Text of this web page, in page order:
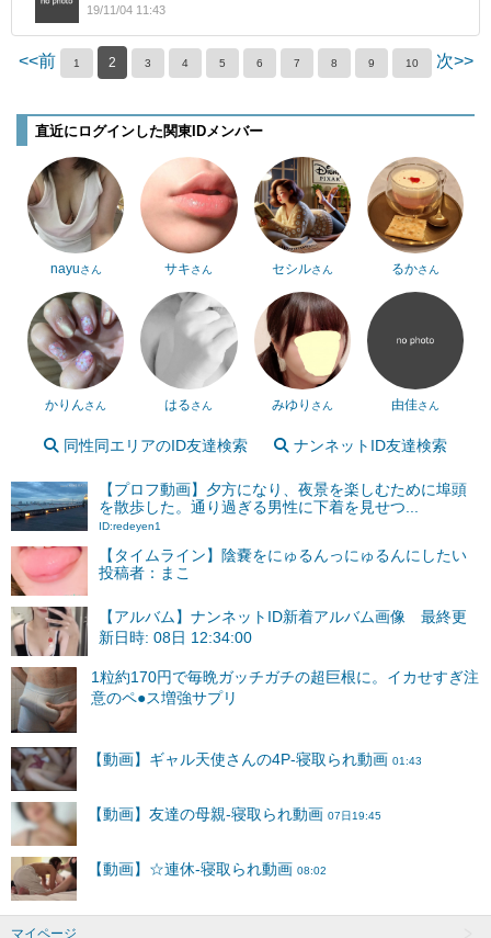
19/11/04 11:43
<<前 1 2 3 4 5 6 7 8 9 10 次>>
直近にログインした関東IDメンバー
nayuさん サキさん セシルさん るかさん
かりんさん はるさん みゆり さん 由佳さん
同性同エリアのID友達検索 ナンネットID友達検索
【プロフ動画】夕方になり、夜景を楽しむために埠頭
を散歩した。通り過ぎる男性に下着を見せつ...
ID:redeyen1
【タイムライン】陰嚢をにゅるんっにゅるんにしたい
投稿者：まこ
【アルバム】ナンネットID新着アルバム画像 最終更
新日時: 08日 12:34:00
マイページ